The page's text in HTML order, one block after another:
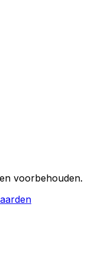
voorbehouden.